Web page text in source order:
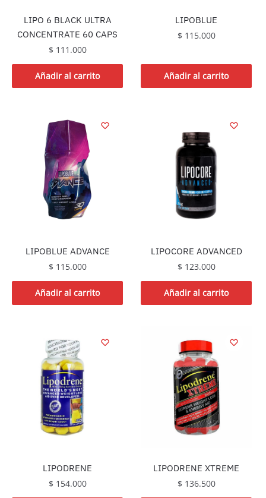
LIPO 6 BLACK ULTRA
CONCENTRATE 60 CAPS
$ 111.000
Añadir al carrito
LIPOBLUE
$ 115.000
Añadir al carrito
LIPOBLUE ADVANCE
$ 115.000
Añadir al carrito
LIPOCORE ADVANCED
$ 123.000
Añadir al carrito
LIPODRENE
$ 154.000
LIPODRENE XTREME
$ 136.500